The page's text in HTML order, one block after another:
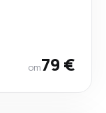
от79 €